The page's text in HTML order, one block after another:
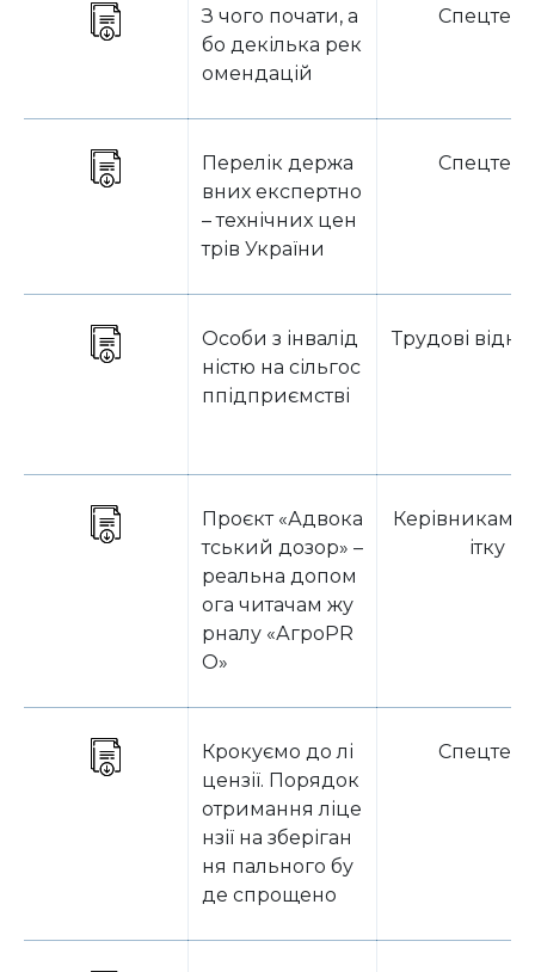
З чого почати, а
бо декілька рек
омендацій
Перелік держа
вних експертно
– технічних цен
трів України
Особи з інвалід
ністю на сільгос
ппідприємстві
Трудові
Проєкт «Адвока
тський дозор» –
реальна допом
ога читачам жу
рналу «АгроPR
O»
Керівникам
ітку
Крокуємо до лі
цензії. Порядок
отримання ліце
нзії на зберіган
ня пального бу
де спрощено